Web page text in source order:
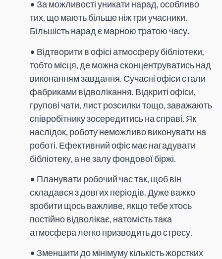
• За можливості уникати нарад, особливо
тих, що мають більше ніж три учасники.
Більшість нарад є марною тратою часу.
• Відтворити в офісі атмосферу бібліотеки,
тобто місця, де можна сконцентруватись над
виконанням завдання. Сучасні офіси стали
фабриками відволікання. Відкриті офіси,
групові чати, лист розсилки тощо, заважають
співробітнику зосередитись на справі. Як
наслідок, роботу неможливо виконувати на
роботі. Ефективний офіс має нагадувати
бібліотеку, а не залу фондової біржі.
• Планувати робочий час так, щоб він
складався з довгих періодів. Дуже важко
зробити щось важливе, якщо тебе хтось
постійно відволікає, натомість така
атмосфера легко призводить до стресу.
• Зменшити до мінімуму кількість жорстких